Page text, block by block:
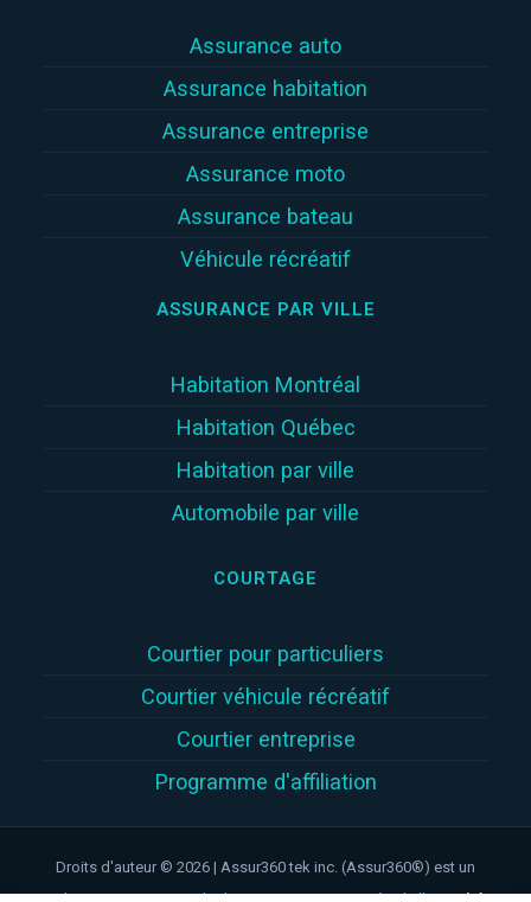
Assurance auto
Assurance habitation
Assurance entreprise
Assurance moto
Assurance bateau
Véhicule récréatif
ASSURANCE PAR VILLE
Habitation Montréal
Habitation Québec
Habitation par ville
Automobile par ville
COURTAGE
Courtier pour particuliers
Courtier véhicule récréatif
Courtier entreprise
Programme d'affiliation
Droits d'auteur © 2026 | Assur360 tek inc. (Assur360®) est un